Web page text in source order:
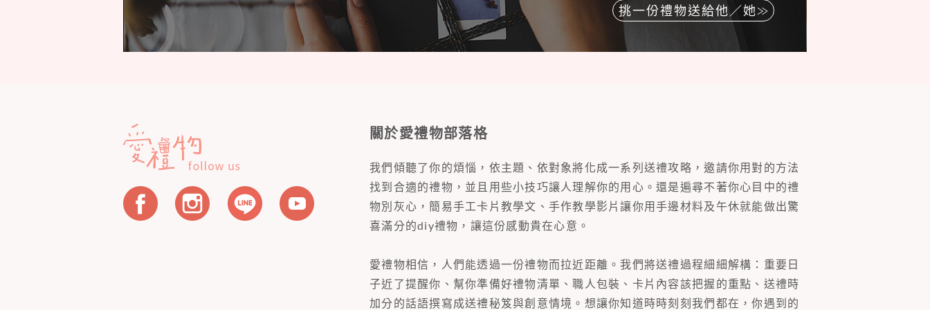
挑一份禮物送給他／她
關於愛禮物部落格
我們傾聽了你的煩惱，依主題、依對象將化成一系列送禮攻略，邀請你用對的方法
找到合適的禮物，並且用些小技巧讓人理解你的用心。還是遍尋不著你心目中的禮
物別灰心，簡易手工卡片教學文、手作教學影片讓你用手邊材料及午休就能做出驚
喜滿分的diy禮物，讓這份感動貴在心意。
愛禮物相信，人們能透過一份禮物而拉近距離。我們將送禮過程細細解構：重要日
子近了提醒你、幫你準備好禮物清單、職人包裝、卡片內容該把握的重點、送禮時
加分的話語撰寫成送禮秘笈與創意情境。想讓你知道時時刻刻我們都在，你遇到的